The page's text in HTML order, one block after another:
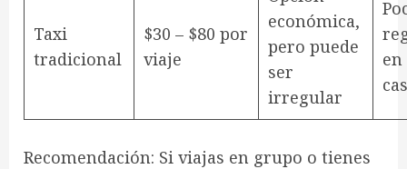
Taxi
tradicional
$30 – $80 por
viaje
económica,
pero puede
ser
irregular
Recomendación: Si viajas en grupo o tienes